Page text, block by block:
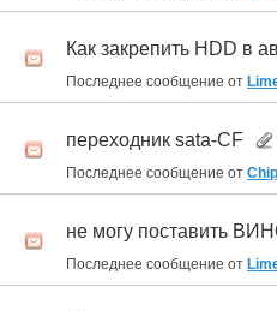
Как закрепить HDD в
Последнее сообщение от
переходник sata-CF
Последнее сообщение от Chip
не могу поставить
Последнее сообщение от